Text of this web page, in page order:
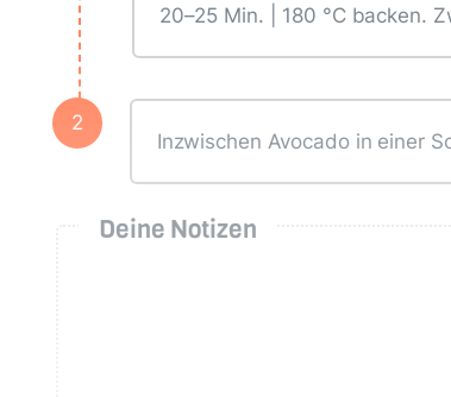
20–25 Min. | 180 °C backen.
2
Inzwischen Avocado in einer
Deine Notizen